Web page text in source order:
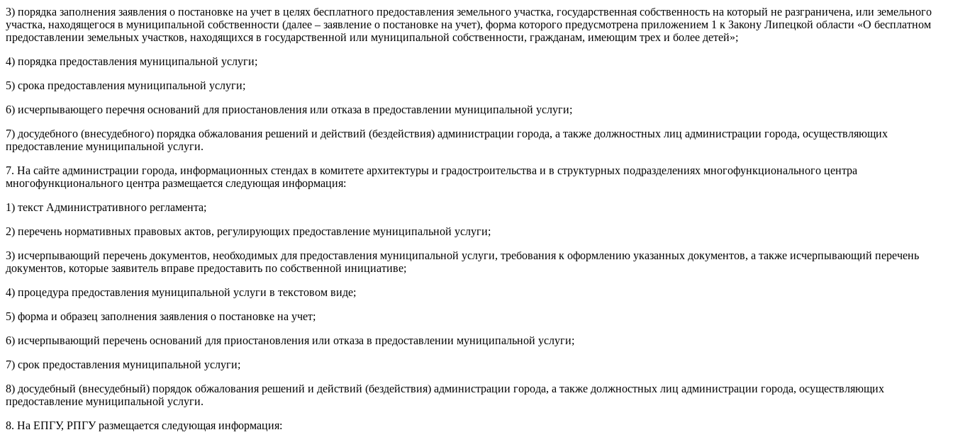
3) порядка заполнения заявления о постановке на учет в целях бесплатного предоставления земельного участка, государственная собственность на который не разграничена, или земельного
участка, находящегося в муниципальной собственности (далее – заявление о постановке на учет), форма которого предусмотрена приложением 1 к Закону Липецкой области «О бесплатном
предоставлении земельных участков, находящихся в государственной или муниципальной собственности, гражданам, имеющим трех и более детей»;
4) порядка предоставления муниципальной услуги;
5) срока предоставления муниципальной услуги;
6) исчерпывающего перечня оснований для приостановления или отказа в предоставлении муниципальной услуги;
7) досудебного (внесудебного) порядка обжалования решений и действий (бездействия) администрации города, а также должностных лиц администрации города, осуществляющих
предоставление муниципальной услуги.
7. На сайте администрации города, информационных стендах в комитете архитектуры и градостроительства и в структурных подразделениях многофункционального центра
многофункционального центра размещается следующая информация:
1) текст Административного регламента;
2) перечень нормативных правовых актов, регулирующих предоставление муниципальной услуги;
3) исчерпывающий перечень документов, необходимых для предоставления муниципальной услуги, требования к оформлению указанных документов, а также исчерпывающий перечень
документов, которые заявитель вправе предоставить по собственной инициативе;
4) процедура предоставления муниципальной услуги в текстовом виде;
5) форма и образец заполнения заявления о постановке на учет;
6) исчерпывающий перечень оснований для приостановления или отказа в предоставлении муниципальной услуги;
7) срок предоставления муниципальной услуги;
8) досудебный (внесудебный) порядок обжалования решений и действий (бездействия) администрации города, а также должностных лиц администрации города, осуществляющих
предоставление муниципальной услуги.
8. На ЕПГУ, РПГУ размещается следующая информация: